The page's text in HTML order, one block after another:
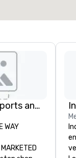
Global Tourism Sports and Entertainment